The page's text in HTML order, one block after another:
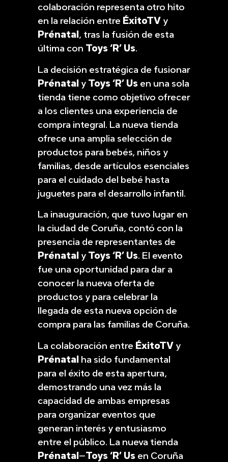
colaboración representa otro hito
en la relación entre ÉxitoTV y
Prénatal, tras la fusión de esta
última con Toys ‘R’ Us.
La decisión estratégica de fusionar
Prénatal y Toys ‘R’ Us en una sola
tienda tiene como objetivo ofrecer
a los clientes una experiencia de
compra integral. La nueva tienda
ofrece una amplia selección de
productos para bebés, niños y
familias, desde artículos esenciales
para el cuidado del bebé hasta
juguetes para el desarrollo infantil.
La inauguración, que tuvo lugar en
la ciudad de Coruña, contó con la
presencia de representantes de
Prénatal y Toys ‘R’ Us. El evento
fue una oportunidad para dar a
conocer la nueva oferta de
productos y para celebrar la
llegada de esta nueva opción de
compra para las familias de Coruña.
La colaboración entre ÉxitoTV y
Prénatal ha sido fundamental
para el éxito de esta apertura,
demostrando una vez más la
capacidad de ambas empresas
para organizar eventos que
generan interés y entusiasmo
entre el público. La nueva tienda
Prénatal–Toys ‘R’ Us en Coruña